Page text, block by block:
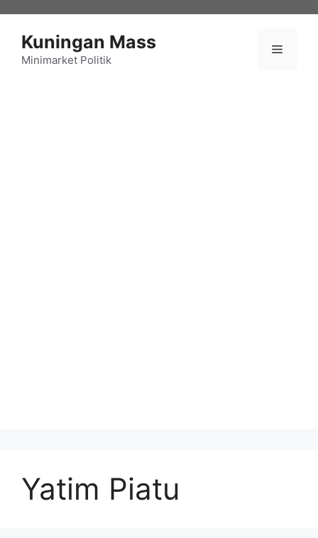
Kuningan Mass
Minimarket Politik
Menu
Yatim Piatu